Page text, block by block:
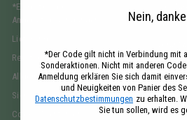
*Es gelten die
Angebotsbedingungen.
Lieferung
Rechtliche Hinweise
Allgemeine Verkaufsbedingungen
Sichere Zahlung
Cookie-Richtlinien
Die
Der
flüssig
Der
Nein, danke
*Der Code gilt nicht in Verbindung mit
Sonderaktionen. Nicht mit anderen
Anmeldung erklären Sie sich damit
und Neuigkeiten von Panier des
Datenschutzbestimmungen zu erhalten.
Sie tun sollen, wird es